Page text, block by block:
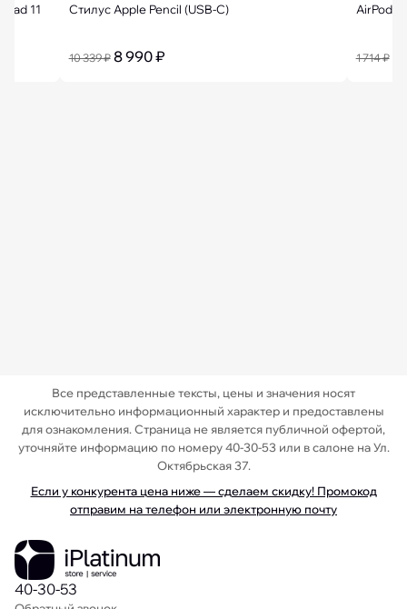
11 Стилус Apple Pencil (USB-C)
10 339 ₽ 8 990 ₽
AirPods
1 714 ₽
Все представленные тексты, цены и значения носят
исключительно информационный характер и предоставлены
для ознакомления. Страница не является публичной офертой,
уточняйте информацию по номеру 40-30-53 или в салоне на Ул.
Октябрьская 37.
Если у конкурента цена ниже — сделаем скидку! Промокод
отправим на телефон или электронную почту
40-30-53